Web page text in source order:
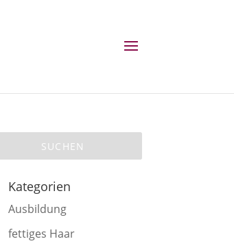
Kategorien
Ausbildung
fettiges Haar